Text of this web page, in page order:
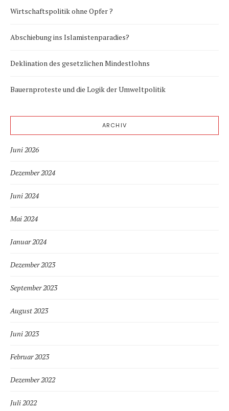
Wirtschaftspolitik ohne Opfer ?
Abschiebung ins Islamistenparadies?
Deklination des gesetzlichen Mindestlohns
Bauernproteste und die Logik der Umweltpolitik
ARCHIV
Juni 2026
Dezember 2024
Juni 2024
Mai 2024
Januar 2024
Dezember 2023
September 2023
August 2023
Juni 2023
Februar 2023
Dezember 2022
Juli 2022